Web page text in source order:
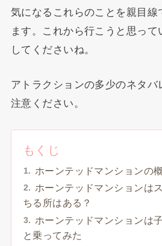
気になるこれらのことを親目線
ます。これから行こうと思って
してくださいね。
アトラクションの多少のネタバ
注意ください。
もくじ
ホーンテッドマンションの
ホーンテッドマンションは
ちる所はある？
ホーンテッドマンションは
と乗ってみた